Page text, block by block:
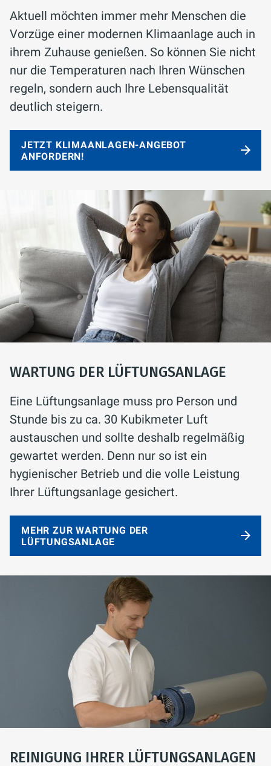
Aktuell möchten immer mehr Menschen die
Vorzüge einer modernen Klimaanlage auch in
ihrem Zuhause genießen. So können Sie nicht
nur die Temperaturen nach Ihren Wünschen
regeln, sondern auch Ihre Lebensqualität
deutlich steigern.
JETZT KLIMAANLAGEN-ANGEBOT
ANFORDERN!
WARTUNG DER LÜFTUNGSANLAGE
Eine Lüftungsanlage muss pro Person und
Stunde bis zu ca. 30 Kubikmeter Luft
austauschen und sollte deshalb regelmäßig
gewartet werden. Denn nur so ist ein
hygienischer Betrieb und die volle Leistung
Ihrer Lüftungsanlage gesichert.
MEHR ZUR WARTUNG DER
LÜFTUNGSANLAGE
REINIGUNG IHRER LÜFTUNGSANLAGEN